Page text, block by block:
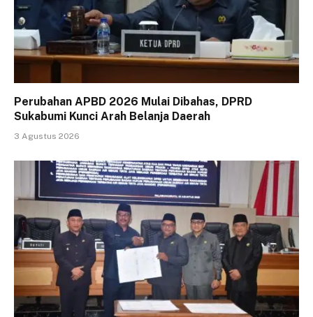
Perubahan APBD 2026 Mulai Dibahas, DPRD
Sukabumi Kunci Arah Belanja Daerah
3 Agustus 2026